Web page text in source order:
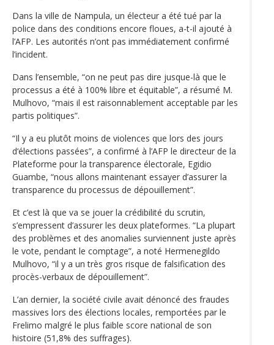
Dans la ville de Nampula, un électeur a été tué par la
police dans des conditions encore floues, a-t-il ajouté à
l’AFP. Les autorités n’ont pas immédiatement confirmé
l’incident.
Dans l’ensemble, “on ne peut pas dire jusque-là que le
processus a été à 100% libre et équitable”, a résumé M.
Mulhovo, “mais il est raisonnablement acceptable par les
partis politiques”.
“Il y a eu plutôt moins de violences que lors des jours
d‘élections passées”, a confirmé à l’AFP le directeur de la
Plateforme pour la transparence électorale, Egidio
Guambe, “nous allons maintenant essayer d’assurer la
transparence du processus de dépouillement”.
Et c’est là que va se jouer la crédibilité du scrutin,
s’empressent d’assurer les deux plateformes. “La plupart
des problèmes et des anomalies surviennent juste après
le vote, pendant le comptage”, a noté Hermenegildo
Mulhovo, “il y a un très gros risque de falsification des
procès-verbaux de dépouillement”.
L’an dernier, la société civile avait dénoncé des fraudes
massives lors des élections locales, remportées par le
Frelimo malgré le plus faible score national de son
histoire (51,8% des suffrages).